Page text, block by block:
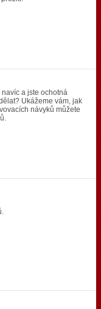
a jste ochotná
Ukážeme vám, jak
návyků můžete